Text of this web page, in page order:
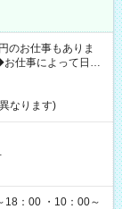
のお仕事もありま
仕事によって日給
なります)
：00 ・10：00～